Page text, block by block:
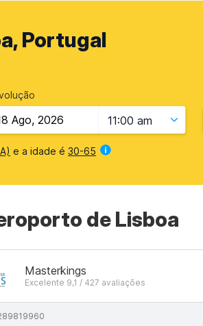
Portugal
11:00 am
e a idade é 30-65
de Lisboa
Masterkings
Excelente 9,1 / 427 avaliações